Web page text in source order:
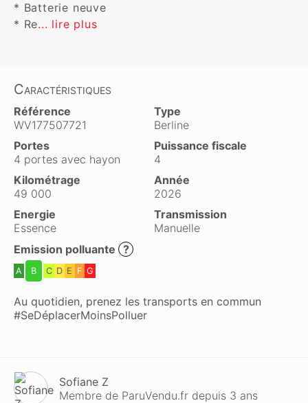
* Batterie neuve
* Re... lire plus
Caractéristiques
Référence
WV177507721
Type
Berline
Portes
4 portes avec hayon
Puissance fiscale
4
Kilométrage
49 000
Année
2026
Energie
Essence
Transmission
Manuelle
Emission polluante ?
A B C D E F G
Au quotidien, prenez les transports en commun
#SeDéplacerMoinsPolluer
Sofiane Z
Membre de ParuVendu.fr depuis 3 ans